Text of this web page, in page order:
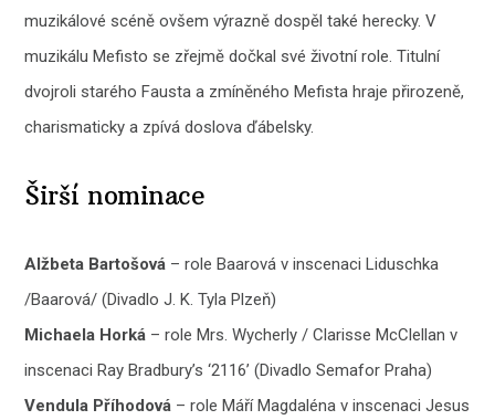
muzikálové scéně ovšem výrazně dospěl také herecky. V
muzikálu Mefisto se zřejmě dočkal své životní role. Titulní
dvojroli starého Fausta a zmíněného Mefista hraje přirozeně,
charismaticky a zpívá doslova ďábelsky.
Širší nominace
Alžbeta Bartošová – role Baarová v inscenaci Liduschka
/Baarová/ (Divadlo J. K. Tyla Plzeň)
Michaela Horká – role Mrs. Wycherly / Clarisse McClellan v
inscenaci Ray Bradbury’s ‘2116’ (Divadlo Semafor Praha)
Vendula Příhodová – role Máří Magdaléna v inscenaci Jesus